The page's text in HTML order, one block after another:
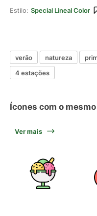
Estilo: Special Lineal Color
verão natureza
4 estações
Ícones com o
Ver mais